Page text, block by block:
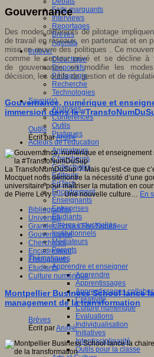
Faits marquants
Interviews
Reportages
Brèves
Agenda
Innover
Didactique
Dispositifs
Pédagogie
Recherche
Technologies
Savoir(s)
Analyses
Conférences
Outils
Pratiques
Acteurs de l'éducation
Animateurs
Chercheurs
Collectivités
Editeurs
EdTech
Encadrement
Enseignants
Entreprises
Etudiants
Filières industrielles
Institutionnels
Médiateurs
Parents
Thématiques
Apprendre et enseigner
Apprendre
Apprentissages
Apprentissages
Créativité
Culture numérique
Evaluations
Individualisation
Initiatives
Interdisciplinarité
Outils pour la classe
Gouvernance
Des modes différents de pilotage
de travail en réseaux, en partenariat et en
mise en œuvre des politiques . Ce
comme le secteur privé et se décline à
de gouvernance, en modifie les
décision, les outils de gestion et de
Gouvernance, numérique et
immersion dans la
Outils
Écrit parAn@é
La TransfoNumDuSup ? Mais qu’est-ce que
Mocquet nous démontre la nécessité d’une
universitaire pour maîtriser la mutation en
de Pierre Lévy :"... Une nouvelle culture… En
Bibliographie
Université
Grandes Ecoles Ens Supérieur
Gouvernance
Chercheurs
Encadrement
Enseignants
Etudiants
Culture numérique
Montpellier Business School lance
management de la transformation
Brèves
Écrit parAn@é